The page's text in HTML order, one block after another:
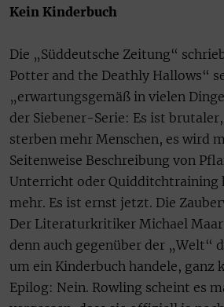
Kein Kinderbuch
Die „Süddeutsche Zeitung“
Potter and the Deathly Hallows“
„erwartungsgemäß in vielen
der Siebener-Serie: Es ist
sterben mehr Menschen, es wird
Seitenweise Beschreibung von
Unterricht oder Quidditchtraining
mehr. Es ist ernst jetzt. Die
Der Literaturkritiker Michael
denn auch gegenüber der „Welt“
um ein Kinderbuch handele, ganz
Epilog: Nein. Rowling scheint es